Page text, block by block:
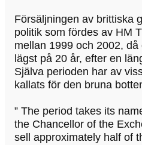
Försäljningen av brittiska
politik som fördes av HM
mellan 1999 och 2002,
lägst på 20 år, efter en
Själva perioden har av
kallats för den bruna
” The period takes its
the Chancellor of the
sell approximately half of